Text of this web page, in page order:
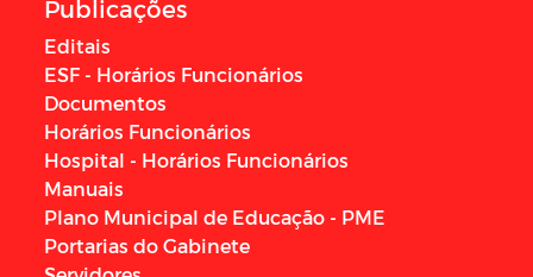
Publicações
Editais
ESF - Horários Funcionários
Documentos
Horários Funcionários
Hospital - Horários Funcionários
Manuais
Plano Municipal de Educação - PME
Portarias do Gabinete